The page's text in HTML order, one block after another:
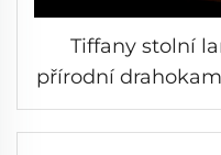
Tiffany stolní
přírodní
/
klasické LED